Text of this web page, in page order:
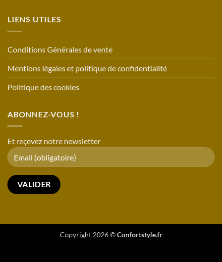
LIENS UTILES
Conditions Générales de vente
Mentions légales et politique de confidentialité
Politique des cookies
ABONNEZ-VOUS !
Et reçevez notre newsletter
Copyright 2026 ©Confortstyle.fr